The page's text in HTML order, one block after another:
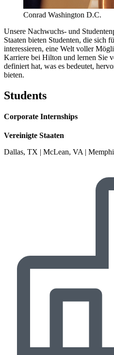
Conrad Washington D.C.
Unsere Nachwuchs- und
Staaten bieten Studenten, die sich
interessieren, eine Welt voller
Karriere bei Hilton und lernen Sie
definiert hat, was es bedeutet,
bieten.
Students
Corporate Internships
Vereinigte Staaten
Dallas, TX | McLean, VA |